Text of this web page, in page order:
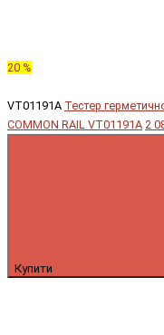
20 %
VT01191A Тестер
COMMON RAIL VT01191A 2
Купити